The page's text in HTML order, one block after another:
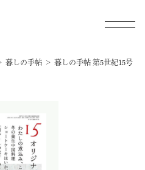
トア
暮しの手帖 暮しの手帖 第5世紀15号